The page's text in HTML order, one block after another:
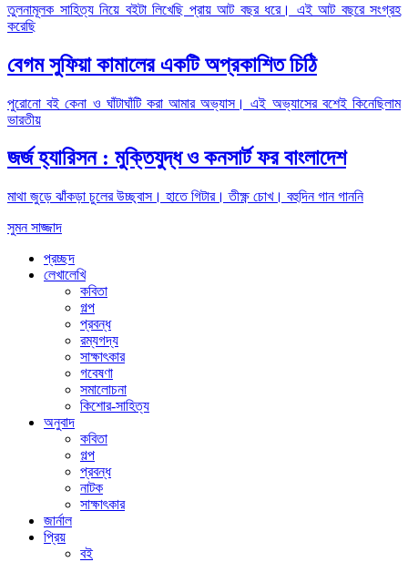
তুলনামূলক সাহিত্য নিয়ে বইটা লিখেছি প্রায় আট বছর ধরে। এই আট বছরে সংগ্রহ
করেছি
বেগম সুফিয়া কামালের একটি অপ্রকাশিত চিঠি
পুরোনো বই কেনা ও ঘাঁটাঘাঁটি করা আমার অভ্যাস। এই অভ্যাসের বশেই কিনেছিলাম
ভারতীয়
জর্জ হ্যারিসন : মুক্তিযুদ্ধ ও কনসার্ট ফর বাংলাদেশ
মাথা জুড়ে ঝাঁকড়া চুলের উচ্ছ্বাস। হাতে গিটার। তীক্ষ্ণ চোখ। বহুদিন গান গাননি
সুমন সাজ্জাদ
প্রচ্ছদ
লেখালেখি
কবিতা
গল্প
প্রবন্ধ
রম্যগদ্য
সাক্ষাৎকার
গবেষণা
সমালোচনা
কিশোর-সাহিত্য
অনুবাদ
কবিতা
গল্প
প্রবন্ধ
নাটক
সাক্ষাৎকার
জার্নাল
প্রিয়
বই